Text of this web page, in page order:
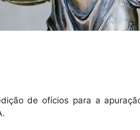
de ofícios para a